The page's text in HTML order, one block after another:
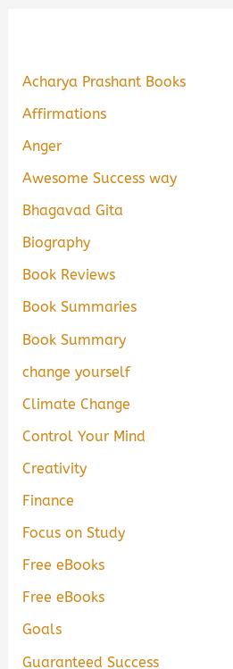
Acharya Prashant Books
Affirmations
Anger
Awesome Success way
Bhagavad Gita
Biography
Book Reviews
Book Summaries
Book Summary
change yourself
Climate Change
Control Your Mind
Creativity
Finance
Focus on Study
Free eBooks
Free eBooks
Goals
Guaranteed Success